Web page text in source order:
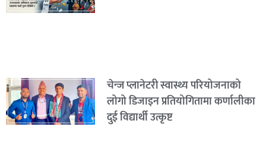
चेन्ज प्लानेटरी स्वास्थ्य परियोजनाको
लोगो डिजाइन प्रतियोगितामा कर्णालीका
दुई विद्यार्थी उत्कृष्ट